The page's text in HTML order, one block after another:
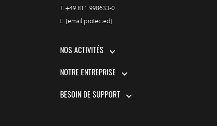
T.+49 811 998633-0
E. [email protected]
NOS ACTIVITÉS
NOTRE ENTREPRISE
BESOIN DE SUPPORT